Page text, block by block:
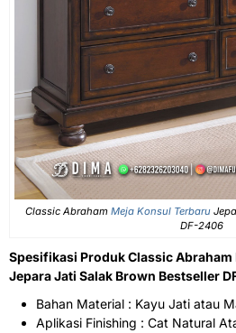
Classic Abraham Meja Konsul Terbaru
DF-2406
Spesifikasi Produk Classic Abraham
Jepara Jati Salak Brown Bestseller
Bahan Material : Kayu Jati atau
Aplikasi Finishing : Cat Natural